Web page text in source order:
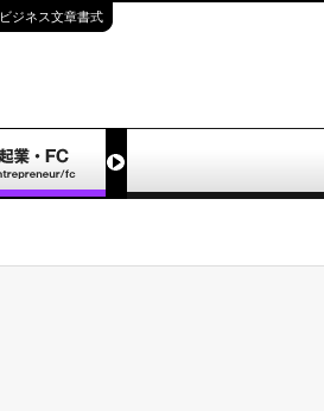
ビジネス文章書式